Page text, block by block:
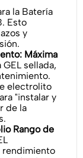
la Batería
Esto
y
Máxima
sellada,
electrolito
"instalar y
de la
Rango de
rendimiento